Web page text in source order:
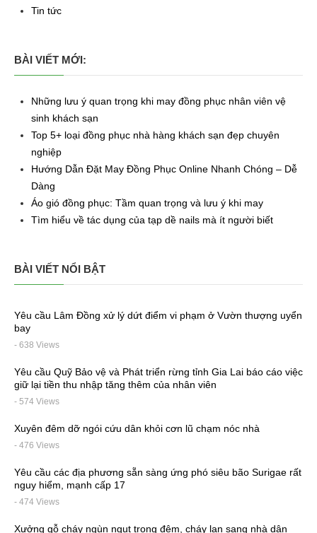
Tin tức
BÀI VIẾT MỚI:
Những lưu ý quan trọng khi may đồng phục nhân viên vệ
sinh khách sạn
Top 5+ loại đồng phục nhà hàng khách sạn đẹp chuyên
nghiệp
Hướng Dẫn Đặt May Đồng Phục Online Nhanh Chóng – Dễ
Dàng
Áo gió đồng phục: Tầm quan trọng và lưu ý khi may
Tìm hiểu về tác dụng của tạp dề nails mà ít người biết
BÀI VIẾT NỔI BẬT
Yêu cầu Lâm Đồng xử lý dứt điểm vi phạm ở Vườn thượng uyển
bay
- 638 Views
Yêu cầu Quỹ Bảo vệ và Phát triển rừng tỉnh Gia Lai báo cáo việc
giữ lại tiền thu nhập tăng thêm của nhân viên
- 574 Views
Xuyên đêm dỡ ngói cứu dân khỏi cơn lũ chạm nóc nhà
- 476 Views
Yêu cầu các địa phương sẵn sàng ứng phó siêu bão Surigae rất
nguy hiểm, mạnh cấp 17
- 474 Views
Xưởng gỗ cháy ngùn ngụt trong đêm, cháy lan sang nhà dân